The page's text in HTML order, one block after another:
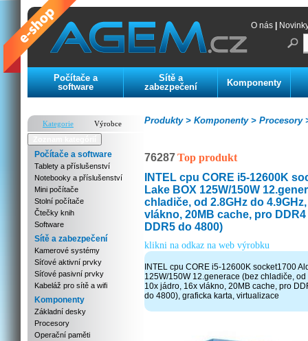
O nás
Počítače a
software
Sítě a
zabezpečení
Komponenty
Kategorie
Výrobce
Počítače a software
Tablety a příslušenství
Notebooky a příslušenství
Mini počítače
Stolní počítače
Čtečky knih
Software
Sítě a zabezpečení
Kamerové systémy
Síťové aktivní prvky
Síťové pasivní prvky
Kabeláž pro sítě a wifi
Komponenty
Základní desky
Procesory
Operační paměti
Procesory
Komponenty >
Produkty >
76287Top produkt
INTEL cpu CORE i5-12600K
Lake BOX 125W/150W
chladiče, od 2.8GHz do
vlákno, 20MB cache, pro
DDR5 do 4800)
klikni na odkaz na web výrobku
INTEL cpu CORE i5-12600K socket1700
125W/150W 12.generace (bez chladiče,
10x jádro, 16x vlákno, 20MB cache, pro
do 4800), graficka karta, virtualizace